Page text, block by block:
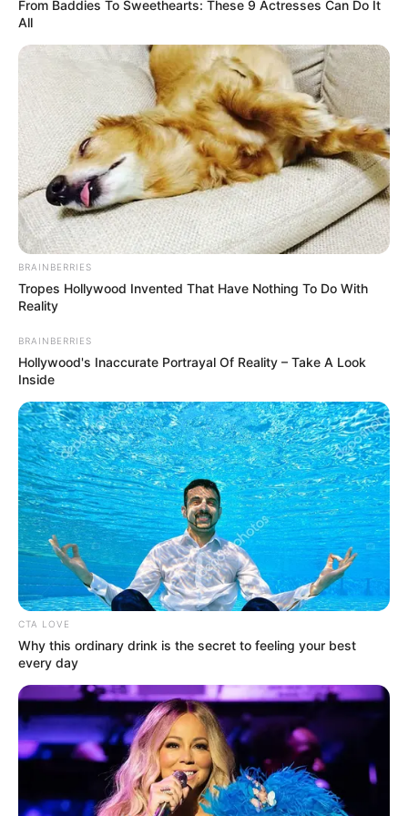
Le Tirage gagnant du pronostic
en or de Logic-Prono
Les meilleurs de ces pronostics sont sur la toute
nouvelle version du logiciel 100 % gratuit
Prono V3. Vous n’avez plus qu’à les sélectionner et
l’unique et super logiciel du Tiercé Quarté Quinté du
jour en fera la synthèse, ce qui sera peut-être le
meilleur pronostic PMU gagnant.
From Baddies To Sweethearts: These 9 Actresses Can Do It
All
BRAINBERRIES
Tropes Hollywood Invented That Have Nothing To Do With
Reality
BRAINBERRIES
Hollywood's Inaccurate Portrayal Of Reality – Take A Look
Inside
CTA LOVE
Why this ordinary drink is the secret to feeling your best
every day